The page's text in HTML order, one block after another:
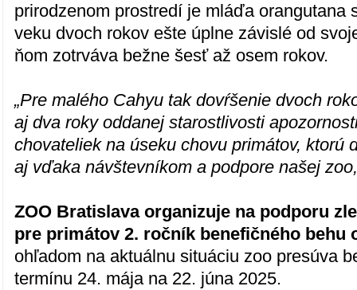
prirodzenom prostredí je mláďa orangutana
veku dvoch rokov ešte úplne závislé od
ňom zotrváva bežne šesť až osem rokov.
„Pre malého Cahyu tak dovŕšenie dvoch
aj dva roky oddanej starostlivosti
chovateliek na úseku chovu primátov, ktorú
aj vďaka návštevníkom a podpore našej
ZOO Bratislava organizuje na podporu
pre primátov 2. ročník benefičného behu
ohľadom na aktuálnu situáciu zoo presúva
termínu 24. mája na 22. júna 2025.